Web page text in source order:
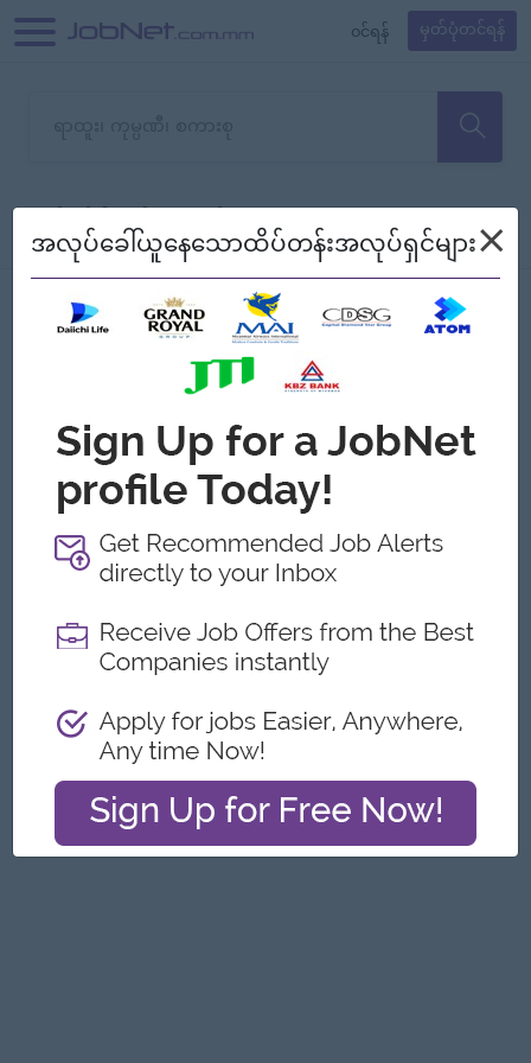
၀င်ရန် မှတ်ပုံတင်ရန်
သော အလုပ်မရှိသေးပါ။
စစ်ရန် စဉ်၍ကြည့်မည်
Myanmar
အလုပ်ခေါ်ယူနေသောထိပ်တန်းအလုပ်ရှင်များ×